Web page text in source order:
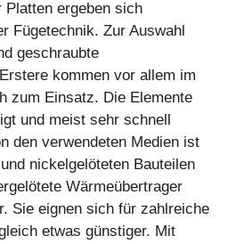
Platten ergeben sich
Fügetechnik. Zur Auswahl
geschraubte
kommen vor allem im
zum Einsatz. Die Elemente
und meist sehr schnell
den verwendeten Medien ist
nickelgelöteten Bauteilen
Wärmeübertrager
Sie eignen sich für zahlreiche
etwas günstiger. Mit